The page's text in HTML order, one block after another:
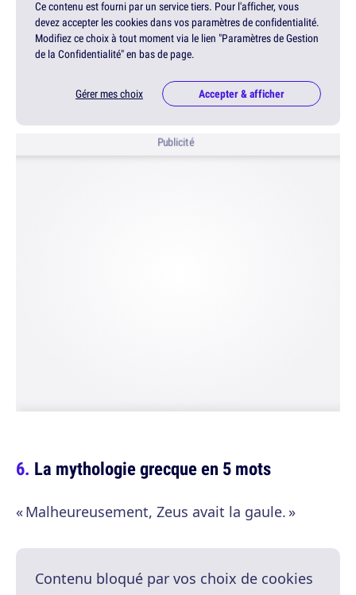
Ce contenu est fourni par un service tiers. Pour l'afficher, vous
devez accepter les cookies dans vos paramètres de confidentialité.
Modifiez ce choix à tout moment via le lien "Paramètres de Gestion
de la Confidentialité" en bas de page.
Gérer mes choix Accepter & afficher
Publicité
La mythologie grecque en 5 mots
« Malheureusement, Zeus avait la gaule. »
Contenu bloqué par vos choix de cookies